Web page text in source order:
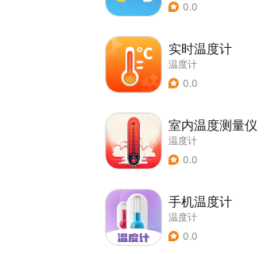
0.0
实时温度计
温度计
0.0
室内温度测量仪
温度计
0.0
手机温度计
温度计
0.0